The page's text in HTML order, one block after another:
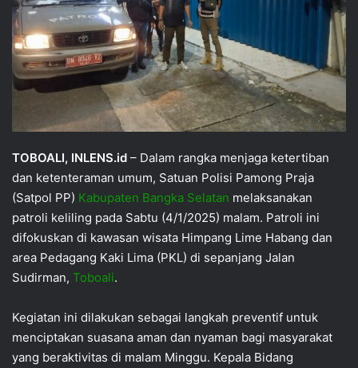
TOBOALI, INLENS.id – Dalam rangka menjaga ketertiban
dan ketenteraman umum, Satuan Polisi Pamong Praja
(Satpol PP) Kabupaten Bangka Selatan melaksanakan
patroli keliling pada Sabtu (4/1/2025) malam. Patroli ini
difokuskan di kawasan wisata Himpang Lime Habang dan
area Pedagang Kaki Lima (PKL) di sepanjang Jalan
Sudirman, Toboali.
Kegiatan ini dilakukan sebagai langkah preventif untuk
menciptakan suasana aman dan nyaman bagi masyarakat
yang beraktivitas di malam Minggu. Kepala Bidang